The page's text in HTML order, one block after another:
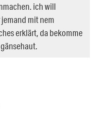
ich will
mit nem
erklärt, da bekomme